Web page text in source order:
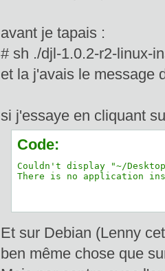
avant je tapais :
# sh ./djl-1.0.2-r2-linux-
et la j'avais le message
si j'essaye en cliquant
Code:
Couldn't display "~/
There is no application
Et sur Debian (Lenny
ben même chose que